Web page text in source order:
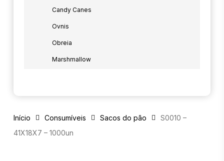
Candy Canes
Ovnis
Obreia
Marshmallow
Início Consumíveis Sacos do pão
S0010 –
41X18X7 – 1000un